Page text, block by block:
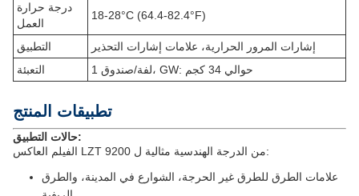
درجة حرارة
العمل
18-28°C (64.4-82.4°F)
التطبيق
إشارات المرور الحرارية، علامات إشارات التحذير
التعبئة
1 لفة/صندوق، GW: حوالي 34 كجم
تطبيقات المنتج
حالات التطبيق:
الفيلم العاكس LZT 9200 من الدرجة الهندسية مثالية ل:
علامات الطرق للطرق غير الحرجة، الشوارع في المدينة، والطرق